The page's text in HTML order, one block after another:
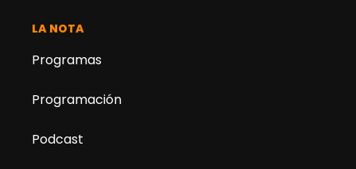
LA NOTA
Programas
Programación
Podcast